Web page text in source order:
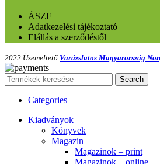
ÁSZF
Adatkezelési tájékoztató
Elállás a szerződéstől
2022 Üzemeltető Varázslatos Magyarország
Search
Categories
Kiadványok
Könyvek
Magazin
Magazinok – print
Magazinok – online